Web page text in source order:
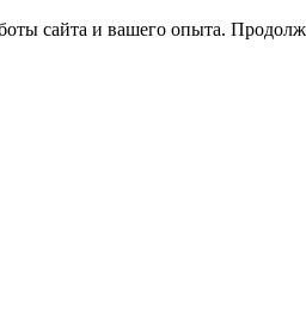
сайта и вашего опыта.